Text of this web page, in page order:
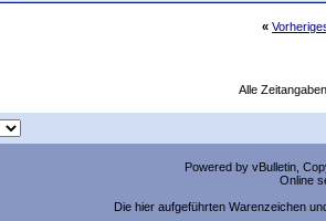
«
Alle
Powered by vBulletin,
Online
Die hier aufgeführten Warenzeichen